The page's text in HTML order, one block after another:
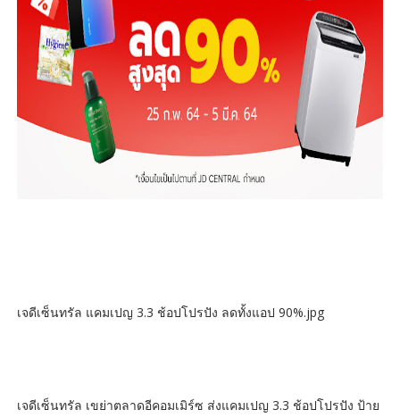
เจดีเซ็นทรัล แคมเปญ 3.3 ช้อปโปรปัง ลดทั้งแอป 90%.jpg
เจดีเซ็นทรัล เขย่าตลาดอีคอมเมิร์ซ ส่งแคมเปญ 3.3 ช้อปโปรปัง ป้าย